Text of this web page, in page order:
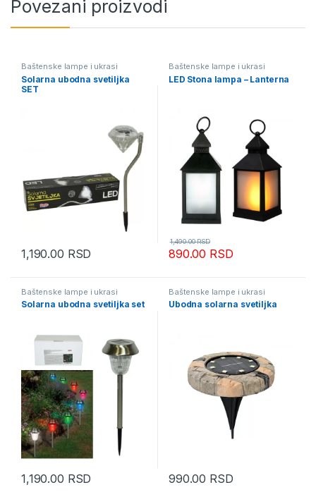
Povezani proizvodi
Baštenske lampe i ukrasi
Solarna ubodna svetiljka
SET
1,190.00 RSD
Baštenske lampe i ukrasi
LED Stona lampa – Lanterna
890.00 RSD
1,490.00RSD
Baštenske lampe i ukrasi
Solarna ubodna svetiljka set
1,190.00 RSD
Baštenske lampe i ukrasi
Ubodna solarna svetiljka
990.00 RSD